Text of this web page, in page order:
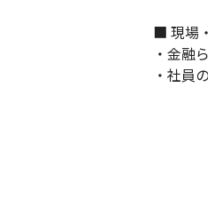
■ 現場
・金融
・社員